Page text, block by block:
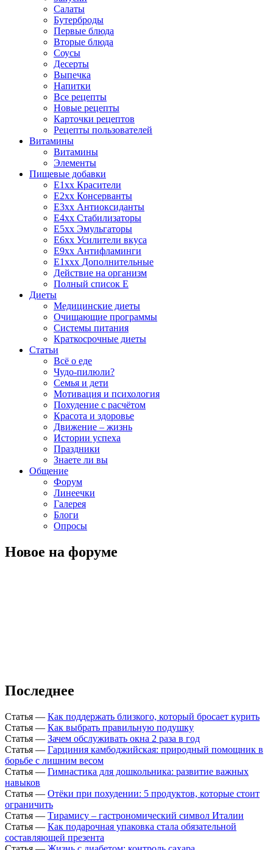
Салаты
Бутерброды
Первые блюда
Вторые блюда
Соусы
Десерты
Выпечка
Напитки
Все рецепты
Новые рецепты
Карточки рецептов
Рецепты пользователей
Витамины
Витамины
Элементы
Пищевые добавки
E1xx Красители
E2xx Консерванты
E3xx Антиоксиданты
E4xx Стабилизаторы
E5xx Эмульгаторы
E6xx Усилители вкуса
E9xx Антифламинги
E1xxx Дополнительные
Действие на организм
Полный список E
Диеты
Медицинские диеты
Очищающие программы
Системы питания
Краткосрочные диеты
Статьи
Всё о еде
Чудо-пилюли?
Семья и дети
Мотивация и психология
Похудение с расчётом
Красота и здоровье
Движение – жизнь
Истории успеха
Праздники
Знаете ли вы
Общение
Форум
Линеечки
Галерея
Блоги
Опросы
Новое на форуме
Последнее
Статья — Как поддержать близкого, который бросает курить
Статья — Как выбрать правильную подушку
Статья — Зачем обслуживать окна 2 раза в год
Статья — Гарциния камбоджийская: природный помощник в
борьбе с лишним весом
Статья — Гимнастика для дошкольника: развитие важных
навыков
Статья — Отёки при похудении: 5 продуктов, которые стоит
ограничить
Статья — Тирамису – гастрономический символ Италии
Статья — Как подарочная упаковка стала обязательной
составляющей презента